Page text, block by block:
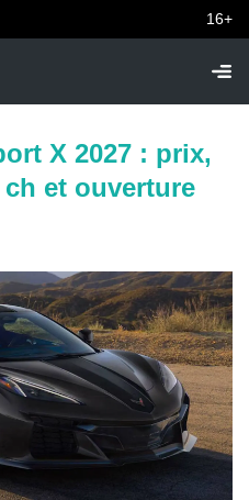
16+
X 2027 : prix,
et ouverture